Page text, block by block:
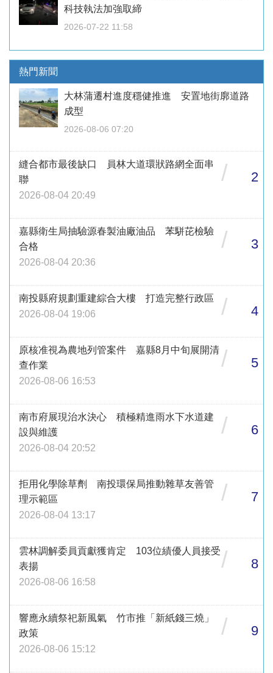
科技執法加強取締
2026-07-22 11:58
熱門新聞
大林蒲遷村進度穩健推進 安置地街廓道路
成型
2026-08-06 07:20
縫合都市最後缺口 員林大道環狀路網全面串
聯
2026-08-04 20:49
/ 2
嘉縣衛生局抽驗源春製油廠油品 苯駢芘檢驗
合格
2026-08-04 20:36
/ 3
南投縣府規劃重建綜合大樓 打造完整行政區
2026-08-04 19:06
/ 4
原核准視為農地列管案件 嘉縣8月中旬展開清
查作業
2026-08-06 16:53
/ 5
南市府展現治水決心 積極精進雨水下水道建
設與維護
2026-08-04 20:52
/ 6
拒用化學除草劑 南投環保局推動雜草友善管
理示範區
2026-08-04 13:17
/ 7
雲林調解委員貢獻獲肯定 103位績優人員接受
表揚
2026-08-06 16:58
/ 8
響應永續祭祀新風氣 竹市推「新紙錢三燒」
政策
2026-08-06 15:12
/ 9